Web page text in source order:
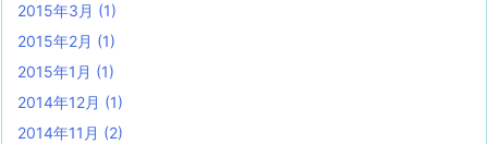
2015年3月 (1)
2015年2月 (1)
2015年1月 (1)
2014年12月 (1)
2014年11月 (2)